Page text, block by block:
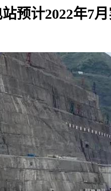
站预计2022年7